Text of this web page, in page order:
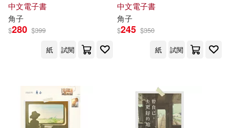
KIN(2) Liesbet Slegers(2)
S-cute(2)
北京工業大學出版社(2)
北京師範大學出版社(2)
北京燕山出版社(2) 十羽(2)
中文電子書
角子
$280 $399
紙
試閱
中文電子書
角子
$245 $350
紙
試閱